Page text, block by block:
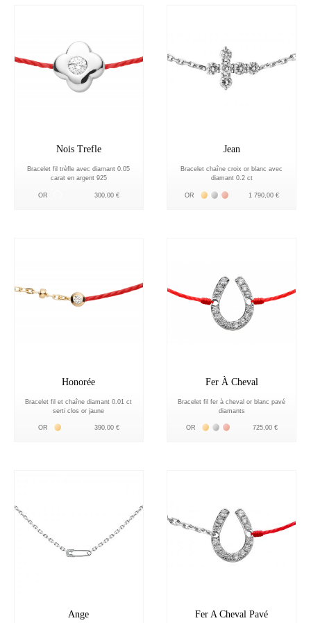
Nois Trefle
Bracelet fil trèfle avec diamant 0.05
carat en argent 925
OR 300,00 €
Jean
Bracelet chaîne croix or blanc avec
diamant 0.2 ct
OR Жёлтое золото 18К
Белое золото 18К
Розовое золото 18К
1 790,00 €
Honorée
Bracelet fil et chaîne diamant 0.01 ct
serti clos or jaune
OR Жёлтое золото 18К
390,00 €
Fer À Cheval
Bracelet fil fer à cheval or blanc pavé
diamants
OR Жёлтое золото 18К
Белое золото 18К
Розовое золото 18К
725,00 €
Ange Fer A Cheval Pavé